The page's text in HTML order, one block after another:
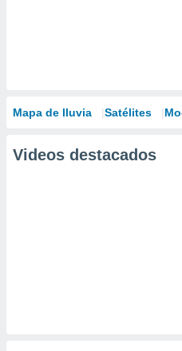
Mapa de lluvia Satélites
Videos destacados